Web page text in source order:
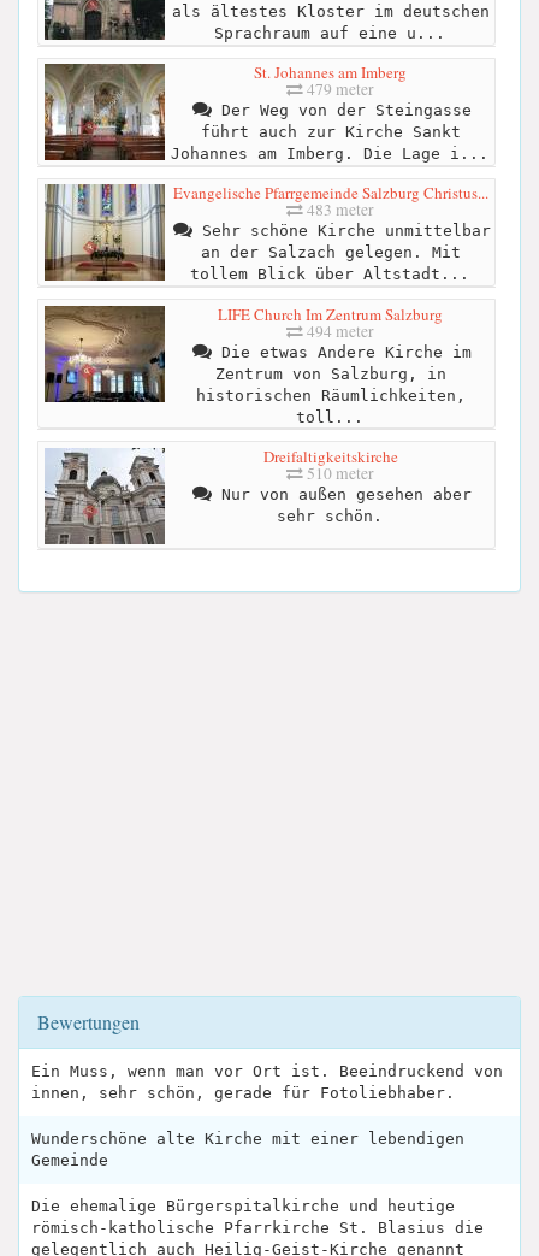
als ältestes Kloster im deutschen
Sprachraum auf eine u...
St. Johannes am Imberg
479 meter
Der Weg von der Steingasse
führt auch zur Kirche Sankt
Johannes am Imberg. Die Lage i...
Evangelische Pfarrgemeinde Salzburg Christus...
483 meter
Sehr schöne Kirche unmittelbar
an der Salzach gelegen. Mit
tollem Blick über Altstadt...
LIFE Church Im Zentrum Salzburg
494 meter
Die etwas Andere Kirche im
Zentrum von Salzburg, in
historischen Räumlichkeiten,
toll...
Dreifaltigkeitskirche
510 meter
Nur von außen gesehen aber
sehr schön.
Bewertungen
Ein Muss, wenn man vor Ort ist. Beeindruckend von
innen, sehr schön, gerade für Fotoliebhaber.
Wunderschöne alte Kirche mit einer lebendigen
Gemeinde
Die ehemalige Bürgerspitalkirche und heutige
römisch-katholische Pfarrkirche St. Blasius die
gelegentlich auch Heilig-Geist-Kirche genannt